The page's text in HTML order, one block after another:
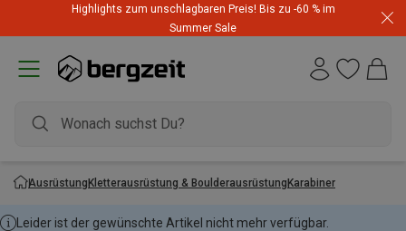
Highlights zum unschlagbaren Preis! Bis zu -60 % im
Summer Sale
AusrüstungKletterausrüstung & BoulderausrüstungKarabiner
Leider ist der gewünschte Artikel nicht mehr verfügbar.